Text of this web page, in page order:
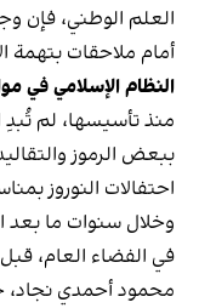
العلم الوطني، فإن
أمام ملاحقات بتهمة
النظام الإسلامي في
منذ تأسيسها، لم تُبدِ
ببعض الرموز
احتفالات النوروز
وخلال سنوات ما بعد
في الفضاء العام،
محمود أحمدي‌